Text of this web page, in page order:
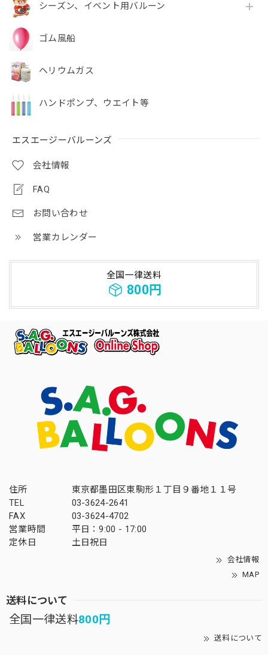
シーズン、イベント用バルーン
ゴム風船
ヘリウムガス
ハンドポンプ、ウエイト等
エスエージーバルーンズ
会社情報
FAQ
お問い合わせ
営業カレンダー
全国一律送料
800円
住所
東京都墨田区東駒形１丁目９番地１１号
TEL
03-3624-2641
FAX
03-3624-4702
営業時間
平日：9:00 - 17:00
定休日
土日祝日
会社情報
MAP
送料について
全国一律送料800円
送料について